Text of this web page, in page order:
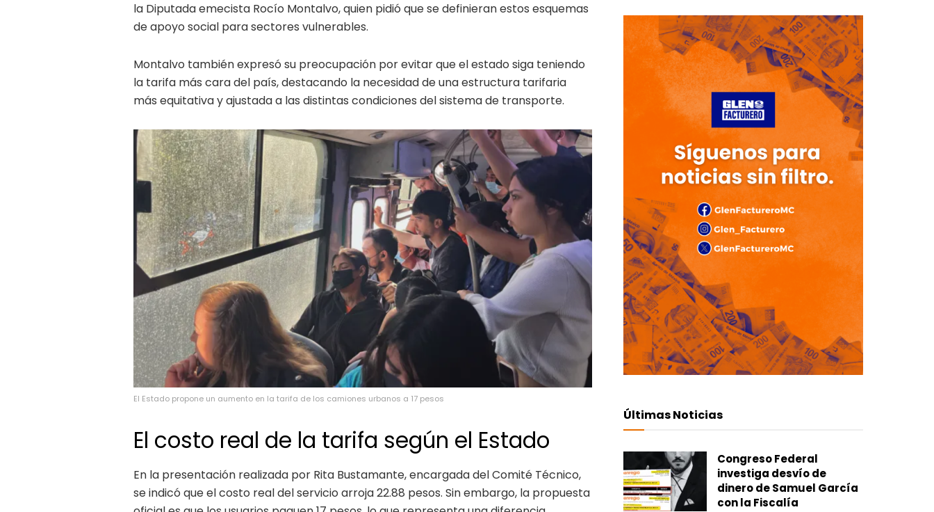
la Diputada emecista Rocío Montalvo, quien pidió que se definieran estos esquemas
de apoyo social para sectores vulnerables.
Montalvo también expresó su preocupación por evitar que el estado siga teniendo
la tarifa más cara del país, destacando la necesidad de una estructura tarifaria
más equitativa y ajustada a las distintas condiciones del sistema de transporte.
El Estado propone un aumento en la tarifa de los camiones urbanos a 17 pesos
El costo real de la tarifa según el Estado
En la presentación realizada por Rita Bustamante, encargada del Comité Técnico,
se indicó que el costo real del servicio arroja 22.88 pesos. Sin embargo, la propuesta
Últimas Noticias
Congreso Federal
investiga desvío de
dinero de Samuel García
con la Fiscalía